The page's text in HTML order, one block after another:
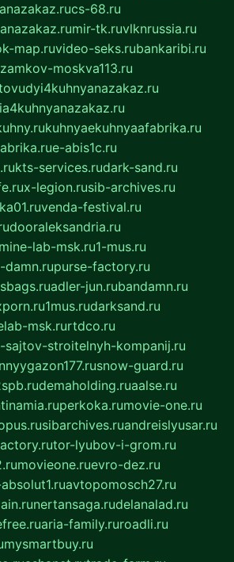
cs-68.ru
mir-tk.ruvlknrussia.ru
map.ruvideo-seks.rubankaribi.ru
moskva113.ru
kuhnyaekuhnyaafabrika.ru
e-abis1c.ru
kts-services.rudark-sand.ru
x-legion.rusib-archives.ru
venda-festival.ru
dooraleksandria.ru
mine-lab-msk.ru1-mus.ru
damn.rupurse-factory.ru
adler-jun.rubandamn.ru
1mus.rudarksand.ru
msk.rurtdco.ru
sajtov-stroitelnyh-kompanij.ru
snow-guard.ru
demaholding.ruaalse.ru
perkoka.rumovie-one.ru
sibarchives.ruandreislyusar.ru
tor-lyubov-i-grom.ru
movieone.ruevro-dez.ru
avtopomosch27.ru
nertansaga.rudelanalad.ru
aria-family.ruroadli.ru
mysmartbuy.ru